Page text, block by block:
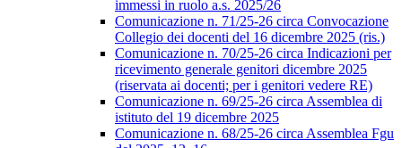
immessi in ruolo a.s. 2025/26
Comunicazione n. 71/25-26 circa Convocazione
Collegio dei docenti del 16 dicembre 2025 (ris.)
Comunicazione n. 70/25-26 circa Indicazioni per
ricevimento generale genitori dicembre 2025
(riservata ai docenti; per i genitori vedere RE)
Comunicazione n. 69/25-26 circa Assemblea di
istituto del 19 dicembre 2025
Comunicazione n. 68/25-26 circa Assemblea Fgu